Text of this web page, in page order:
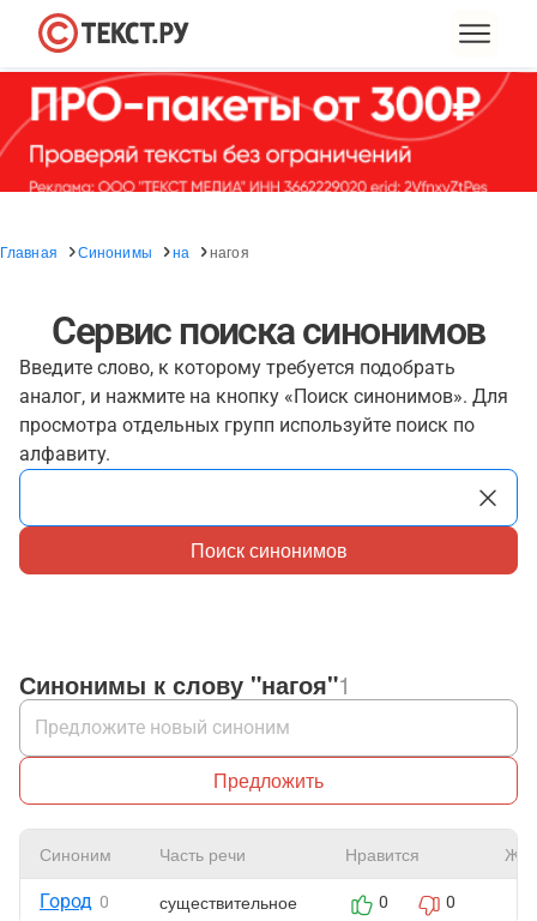
Главная Синонимы на нагоя
Сервис поиска синонимов
Введите слово, к которому требуется подобрать
аналог, и нажмите на кнопку «Поиск синонимов». Для
просмотра отдельных групп используйте поиск по
алфавиту.
Поиск синонимов
Синонимы к слову "нагоя"1
Предложить
Синоним Часть речи Нравится
Город 0 существительное 0 0